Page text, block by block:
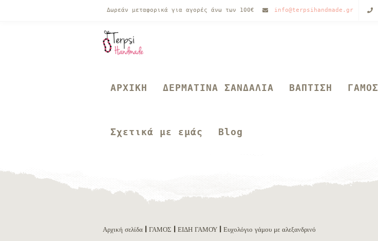
Δωρεάν μεταφορικά για αγορές άνω των 100€ info@terpsihandmade.gr
ΑΡΧΙΚΗ ΔΕΡΜΑΤΙΝΑ ΣΑΝΔΑΛΙΑ ΒΑΠΤΙΣΗ ΓΑΜΟΣ
Σχετικά με εμάς Blog
Αρχική σελίδα ΓΑΜΟΣ ΕΙΔΗ ΓΑΜΟΥ | Ευχολόγιο γάμου με αλεξανδρινό